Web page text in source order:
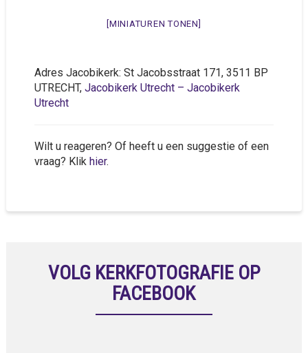
[MINIATUREN TONEN]
Adres Jacobikerk: St Jacobsstraat 171, 3511 BP
UTRECHT, Jacobikerk Utrecht – Jacobikerk
Utrecht
Wilt u reageren? Of heeft u een suggestie of een
vraag? Klik hier.
VOLG KERKFOTOGRAFIE OP
FACEBOOK